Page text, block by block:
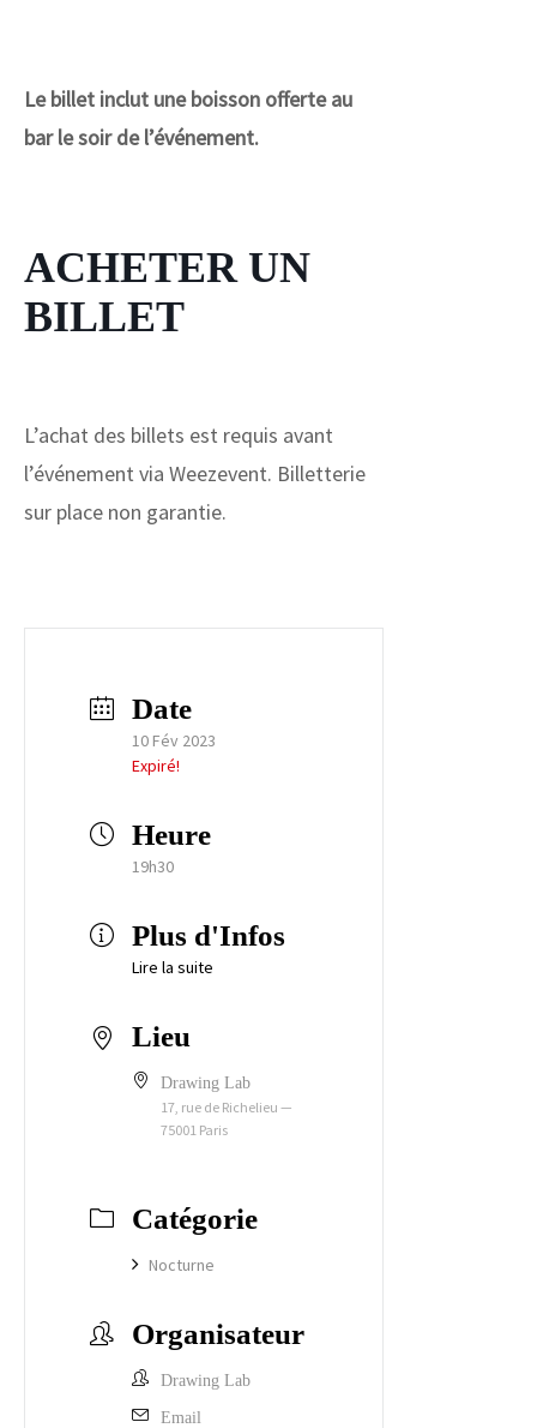
Le billet inclut une boisson offerte au
bar le soir de l’événement.
ACHETER UN
BILLET
L’achat des billets est requis avant
l’événement via Weezevent. Billetterie
sur place non garantie.
Date
10 Fév 2023
Expiré!
Heure
19h30
Plus d'Infos
Lire la suite
Lieu
Drawing Lab
17, rue de Richelieu —
75001 Paris
Catégorie
Nocturne
Organisateur
Drawing Lab
Email